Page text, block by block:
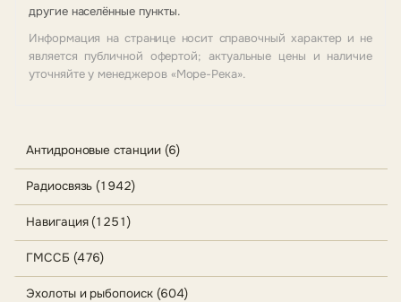
другие населённые пункты.
Информация на странице носит справочный характер и не
является публичной офертой; актуальные цены и наличие
уточняйте у менеджеров «Море-Река».
Антидроновые станции (6)
Радиосвязь (1942)
Навигация (1251)
ГМССБ (476)
Эхолоты и рыбопоиск (604)